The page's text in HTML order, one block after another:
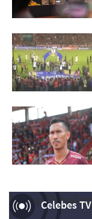
Celebes TV
Now Playing